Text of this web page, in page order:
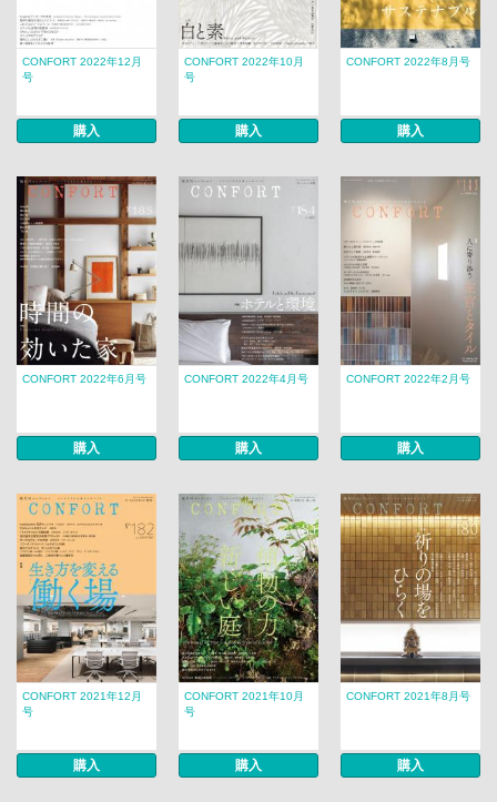
CONFORT 2022年12月
号
購入
CONFORT 2022年10月
号
購入
CONFORT 2022年8月号
購入
CONFORT 2022年6月号
購入
CONFORT 2022年4月号
購入
CONFORT 2022年2月号
購入
CONFORT 2021年12月
号
購入
CONFORT 2021年10月
号
購入
CONFORT 2021年8月号
購入